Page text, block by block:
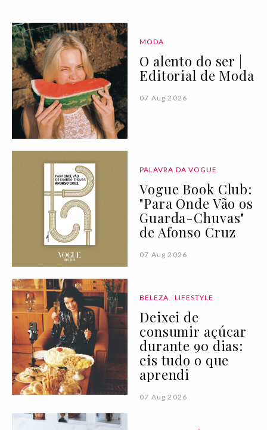
MODA
O alento do ser |
Editorial de Moda
07 Aug 2026
PALAVRA DA VOGUE
Vogue Book Club:
"Para Onde Vão os
Guarda-Chuvas"
de Afonso Cruz
07 Aug 2026
BELEZA LIFESTYLE
Deixei de
consumir açúcar
durante 90 dias:
eis tudo o que
aprendi
07 Aug 2026